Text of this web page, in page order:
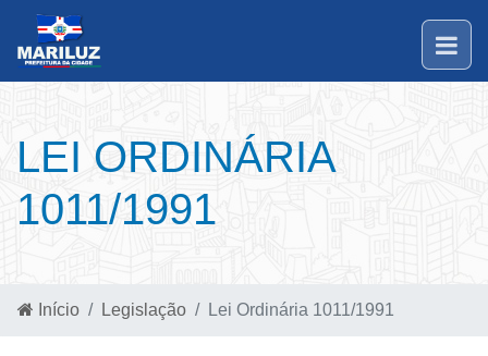
LEI ORDINÁRIA
1011/1991
Início Legislação Lei Ordinária 1011/1991